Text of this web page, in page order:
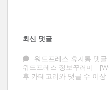
최신 댓글
워드프레스 휴지통 댓
워드프레스 정보꾸러미 -
후 카테고리와 댓글 수 이상